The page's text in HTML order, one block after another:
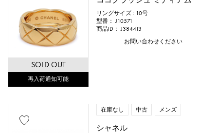
SOLD OUT
再入荷通知可能
リングサイズ : 10号
型番： J10571
商品ID： J384413
お問い合わせください
在庫なし 中古 メンズ
シャネル